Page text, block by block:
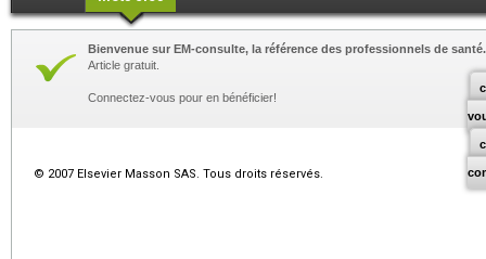
Bienvenue sur EM-consulte, la référence des professionnels de santé.
Article gratuit.
Connectez-vous pour en bénéficier!
© 2007 Elsevier Masson SAS. Tous droits réservés.